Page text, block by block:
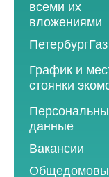
2013 год
2014 год
2015 год
2016 год
2017 год
2018 год
всеми их
вложениями
ПетербургГаз
2018 год
2019 год
2020 год
2021 год
2022 год
График и
стоянки
2019 год
2020 год
2021 год
2022 год
данные
Вакансии